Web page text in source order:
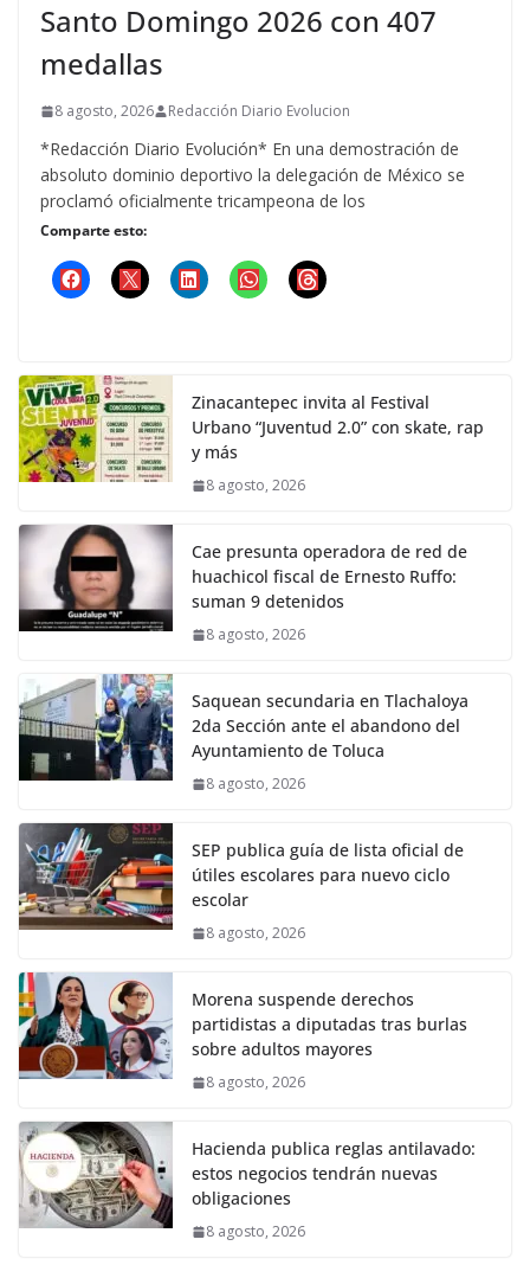
Santo Domingo 2026 con 407
medallas
8 agosto, 2026 Redacción Diario Evolucion
*Redacción Diario Evolución* En una demostración de
absoluto dominio deportivo la delegación de México se
proclamó oficialmente tricampeona de los
Comparte esto:
Zinacantepec invita al Festival
Urbano “Juventud 2.0” con skate, rap
y más
8 agosto, 2026
Cae presunta operadora de red de
huachicol fiscal de Ernesto Ruffo:
suman 9 detenidos
8 agosto, 2026
Saquean secundaria en Tlachaloya
2da Sección ante el abandono del
Ayuntamiento de Toluca
8 agosto, 2026
SEP publica guía de lista oficial de
útiles escolares para nuevo ciclo
escolar
8 agosto, 2026
Morena suspende derechos
partidistas a diputadas tras burlas
sobre adultos mayores
8 agosto, 2026
Hacienda publica reglas antilavado:
estos negocios tendrán nuevas
obligaciones
8 agosto, 2026